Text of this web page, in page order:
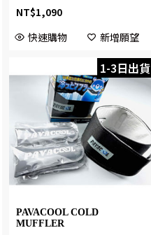
NT$1,090
快速購物
新增願望
1-3日出貨
PAVACOOL COLD
MUFFLER